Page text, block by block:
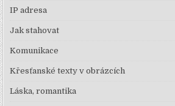
IP adresa
Jak stahovat
Komunikace
Křesťanské texty v obrázcích
Láska, romantika